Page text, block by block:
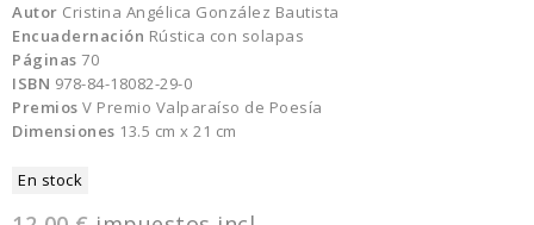
Autor Cristina Angélica González Bautista
Encuadernación Rústica con solapas
Páginas 70
ISBN 978-84-18082-29-0
Premios V Premio Valparaíso de Poesía
Dimensiones 13.5 cm x 21 cm
En stock